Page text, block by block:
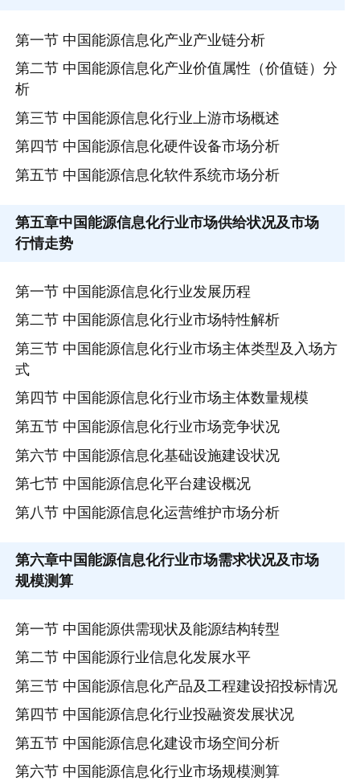
第一节 中国能源信息化产业产业链分析
第二节 中国能源信息化产业价值属性（价值链）分
析
第三节 中国能源信息化行业上游市场概述
第四节 中国能源信息化硬件设备市场分析
第五节 中国能源信息化软件系统市场分析
第五章中国能源信息化行业市场供给状况及市场
行情走势
第一节 中国能源信息化行业发展历程
第二节 中国能源信息化行业市场特性解析
第三节 中国能源信息化行业市场主体类型及入场方
式
第四节 中国能源信息化行业市场主体数量规模
第五节 中国能源信息化行业市场竞争状况
第六节 中国能源信息化基础设施建设状况
第七节 中国能源信息化平台建设概况
第八节 中国能源信息化运营维护市场分析
第六章中国能源信息化行业市场需求状况及市场
规模测算
第一节 中国能源供需现状及能源结构转型
第二节 中国能源行业信息化发展水平
第三节 中国能源信息化产品及工程建设招投标情况
第四节 中国能源信息化行业投融资发展状况
第五节 中国能源信息化建设市场空间分析
第六节 中国能源信息化行业市场规模测算